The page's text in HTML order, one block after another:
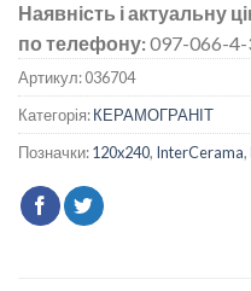
Наявність і актуальну
по телефону:097-066-
Артикул:036704
Категорія:КЕРАМОГРАНІТ
Позначки:120x240, InterCerama,